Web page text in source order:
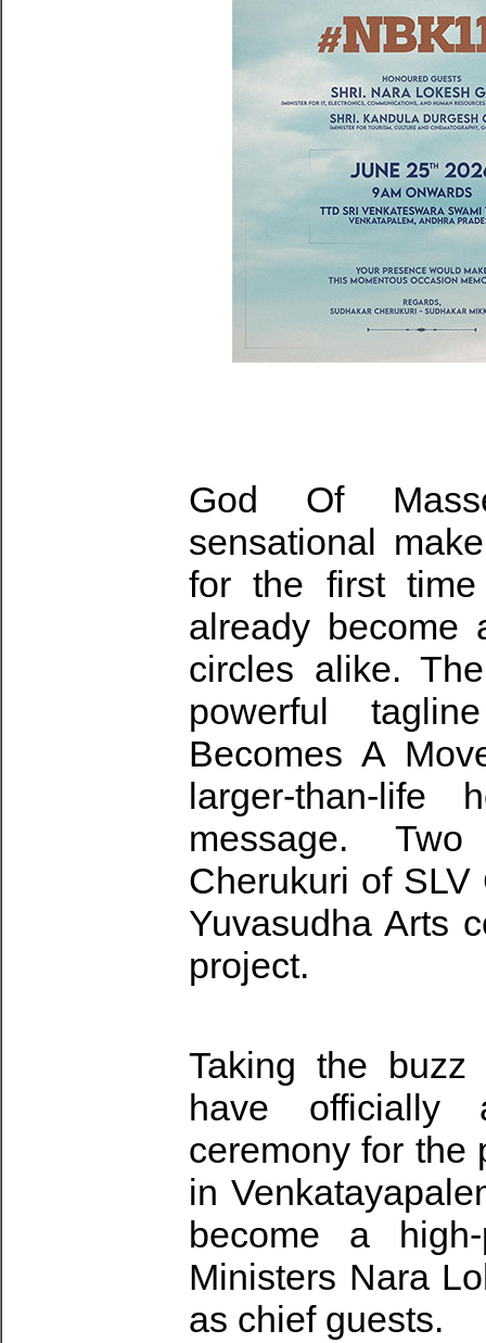
God Of
sensational
for the first
already become
circles alike.
powerful
Becomes A
larger-than-life
message.
Cherukuri of
Yuvasudha Arts
project.
Taking the buzz
have officially
ceremony for the
in
become a
Ministers Nara
as chief guests.